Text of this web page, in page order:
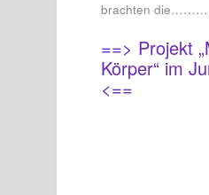
brachten
==> Projekt
Körper“ im
<==